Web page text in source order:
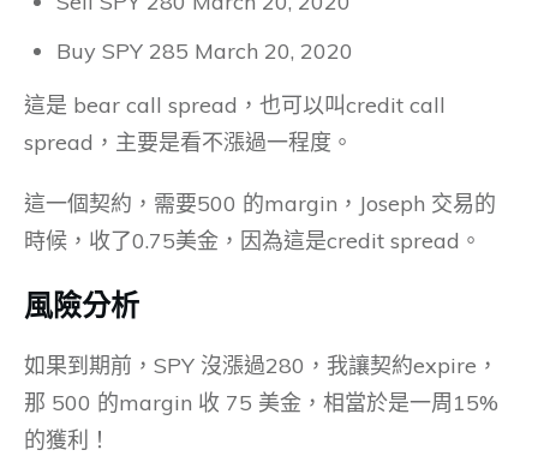
Buy SPY 285 March 20, 2020
這是 bear call spread，也可以叫credit call
spread，主要是看不漲過一程度。
這一個契約，需要500 的margin，Joseph 交易的
時候，收了0.75美金，因為這是credit spread。
風險分析
如果到期前，SPY 沒漲過280，我讓契約expire，
那 500 的margin 收 75 美金，相當於是一周15%
的獲利！